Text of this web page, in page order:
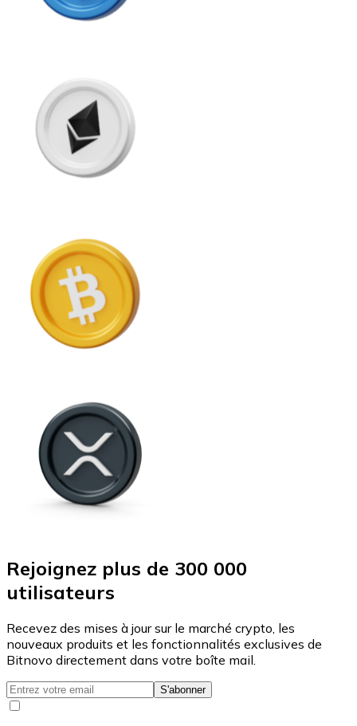
Rejoignez plus de 300 000
utilisateurs
Recevez des mises à jour sur le marché crypto, les
nouveaux produits et les fonctionnalités exclusives de
Bitnovo directement dans votre boîte mail.
S'abonner